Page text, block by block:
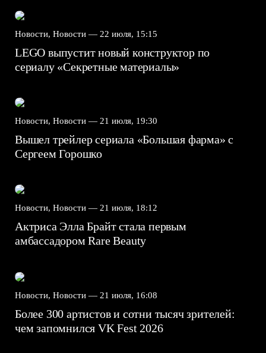
Новости, Новости — 22 июля, 15:15
LEGO выпустит новый конструктор по
сериалу «Секретные материалы»
Новости, Новости — 21 июля, 19:30
Вышел трейлер сериала «Большая фарма» с
Сергеем Горошко
Новости, Новости — 21 июля, 18:12
Актриса Элла Брайт стала первым
амбассадором Rare Beauty
Новости, Новости — 21 июля, 16:08
Более 300 артистов и сотни тысяч зрителей:
чем запомнился VK Fest 2026